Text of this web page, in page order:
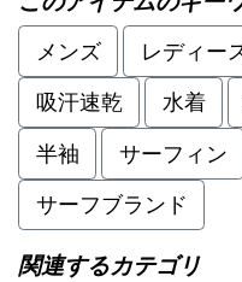
メンズ
レディー
吸汗速乾
水着
半袖
サーフィン
サーフブランド
関連するカテゴリ